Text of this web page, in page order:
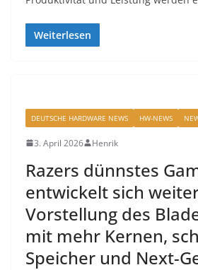
Weiterlesen
DEUTSCHE HARDWARE NEWS HW-NEWS
3. April 2026 Henrik
Razers dünnstes
entwickelt sich
Vorstellung des
mit mehr Kernen,
Speicher und Next-